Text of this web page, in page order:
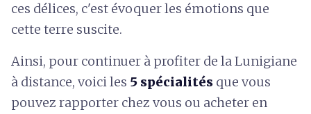
ces délices, c'est évoquer les émotions que
cette terre suscite.
Ainsi, pour continuer à profiter de la Lunigiane
à distance, voici les 5 spécialités que vous
pouvez rapporter chez vous ou acheter en